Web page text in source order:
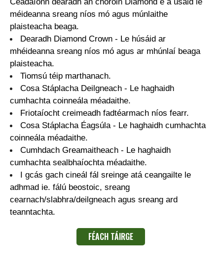
Ceadaíonn dearadh an choróin Diamond é a úsáid le
méideanna sreang níos mó agus múnlaithe
plaisteacha beaga.
Dearadh Diamond Crown - Le húsáid ar
mhéideanna sreang níos mó agus ar mhúnlaí beaga
plaisteacha.
Tiomsú téip marthanach.
Cosa Stáplacha Deilgneach - Le haghaidh
cumhachta coinneála méadaithe.
Friotaíocht creimeadh fadtéarmach níos fearr.
Cosa Stáplacha Éagsúla - Le haghaidh cumhachta
coinneála méadaithe.
Cumhdach Greamaitheach - Le haghaidh
cumhachta sealbhaíochta méadaithe.
I gcás gach cineál fál sreinge atá ceangailte le
adhmad ie. fálú beostoic, sreang
cearnach/slabhra/deilgneach agus sreang ard
teanntachta.
FÉACH TÁIRGE